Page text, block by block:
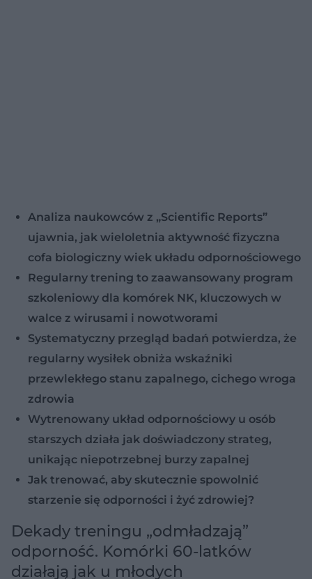
Analiza naukowców z „Scientific Reports”
ujawnia, jak wieloletnia aktywność fizyczna
cofa biologiczny wiek układu odpornościowego
Regularny trening to zaawansowany program
szkoleniowy dla komórek NK, kluczowych w
walce z wirusami i nowotworami
Systematyczny przegląd badań potwierdza, że
regularny wysiłek obniża wskaźniki
przewlekłego stanu zapalnego, cichego wroga
zdrowia
Wytrenowany układ odpornościowy u osób
starszych działa jak doświadczony strateg,
unikając niepotrzebnej burzy zapalnej
Jak trenować, aby skutecznie spowolnić
starzenie się odporności i żyć zdrowiej?
Dekady treningu „odmładzają”
odporność. Komórki 60-latków
działają jak u młodych